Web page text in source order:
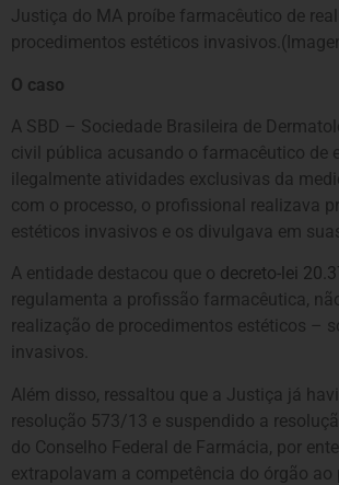
Justiça do MA proíbe farmacêutico de
procedimentos estéticos
O caso
A SBD – Sociedade Brasileira de
civil pública acusando o farmacêutico de
ilegalmente atividades exclusivas da
com o processo, o profissional realizava
estéticos invasivos e os divulgava em
A entidade destacou que o decreto-lei
regulamenta a profissão farmacêutica,
realização de procedimentos estéticos –
invasivos.
Além disso, ressaltou que a Justiça já
resolução 573/13 e suspendido a
do Conselho Federal de Farmácia, por
extrapolavam a competência do órgão